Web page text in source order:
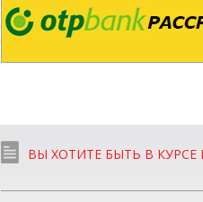
ВЫ ХОТИТЕ БЫТЬ В